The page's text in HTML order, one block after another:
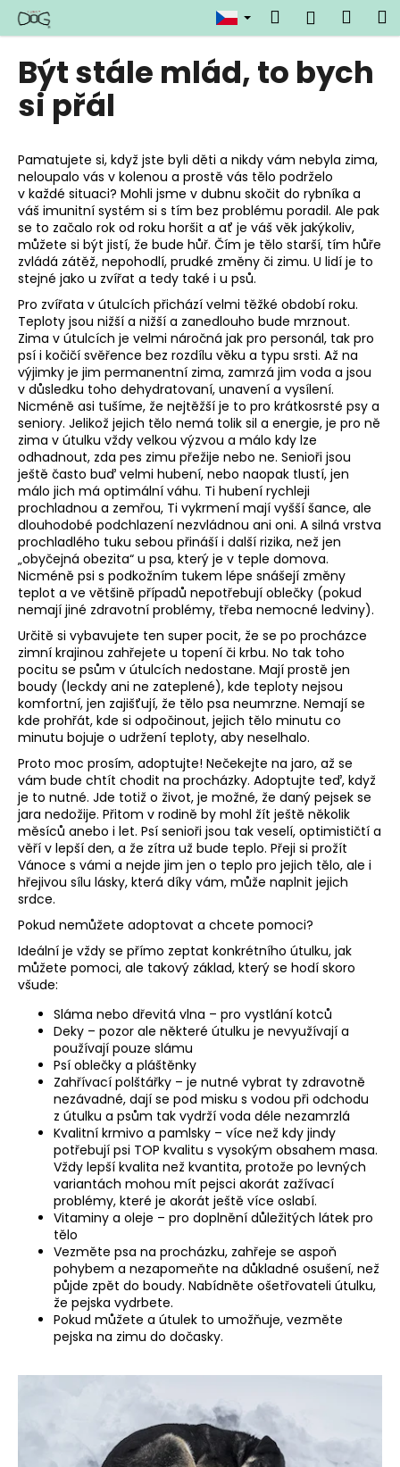
Přejít
obsah
Hledat
Být stále mlád, to bych
si přál
Pamatujete si, když jste byli děti a nikdy vám nebyla zima,
neloupalo vás v kolenou a prostě vás tělo podrželo
v každé situaci? Mohli jsme v dubnu skočit do rybníka a
váš imunitní systém si s tím bez problému poradil. Ale pak
se to začalo rok od roku horšit a ať je váš věk jakýkoliv,
můžete si být jistí, že bude hůř. Čím je tělo starší, tím hůře
zvládá zátěž, nepohodlí, prudké změny či zimu. U lidí je to
stejné jako u zvířat a tedy také i u psů.
Pro zvířata v útulcích přichází velmi těžké období roku.
Teploty jsou nižší a nižší a zanedlouho bude mrznout.
Zima v útulcích je velmi náročná jak pro personál, tak pro
psí i kočičí svěřence bez rozdílu věku a typu srsti. Až na
výjimky je jim permanentní zima, zamrzá jim voda a jsou
v důsledku toho dehydratovaní, unavení a vysílení.
Nicméně asi tušíme, že nejtěžší je to pro krátkosrsté psy a
seniory. Jelikož jejich tělo nemá tolik sil a energie, je pro ně
zima v útulku vždy velkou výzvou a málo kdy lze
odhadnout, zda pes zimu přežije nebo ne. Senioři jsou
ještě často buď velmi hubení, nebo naopak tlustí, jen
málo jich má optimální váhu. Ti hubení rychleji
prochladnou a zemřou, Ti vykrmení mají vyšší šance, ale
dlouhodobé podchlazení nezvládnou ani oni. A silná vrstva
prochladlého tuku sebou přináší i další rizika, než jen
„obyčejná obezita“ u psa, který je v teple domova.
Nicméně psi s podkožním tukem lépe snášejí změny
teplot a ve většině případů nepotřebují oblečky (pokud
nemají jiné zdravotní problémy, třeba nemocné ledviny).
Určitě si vybavujete ten super pocit, že se po procházce
zimní krajinou zahřejete u topení či krbu. No tak toho
pocitu se psům v útulcích nedostane. Mají prostě jen
boudy (leckdy ani ne zateplené), kde teploty nejsou
komfortní, jen zajišťují, že tělo psa neumrzne. Nemají se
kde prohřát, kde si odpočinout, jejich tělo minutu co
minutu bojuje o udržení teploty, aby neselhalo.
Proto moc prosím, adoptujte! Nečekejte na jaro, až se
vám bude chtít chodit na procházky. Adoptujte teď, když
je to nutné. Jde totiž o život, je možné, že daný pejsek se
jara nedožije. Přitom v rodině by mohl žít ještě několik
měsíců anebo i let. Psí senioři jsou tak veselí, optimističtí a
věří v lepší den, a že zítra už bude teplo. Přeji si prožít
Vánoce s vámi a nejde jim jen o teplo pro jejich tělo, ale i
hřejivou sílu lásky, která díky vám, může naplnit jejich
srdce.
Pokud nemůžete adoptovat a chcete pomoci?
Ideální je vždy se přímo zeptat konkrétního útulku, jak
můžete pomoci, ale takový základ, který se hodí skoro
všude:
Sláma nebo dřevitá vlna – pro vystlání kotců
Deky – pozor ale některé útulku je nevyužívají a
používají pouze slámu
Psí oblečky a pláštěnky
Zahřívací polštářky – je nutné vybrat ty zdravotně
nezávadné, dají se pod misku s vodou při odchodu
z útulku a psům tak vydrží voda déle nezamrzlá
Kvalitní krmivo a pamlsky – více než kdy jindy
potřebují psi TOP kvalitu s vysokým obsahem masa.
Vždy lepší kvalita než kvantita, protože po levných
variantách mohou mít pejsci akorát zažívací
problémy, které je akorát ještě více oslabí.
Vitaminy a oleje – pro doplnění důležitých látek pro
tělo
Vezměte psa na procházku, zahřeje se aspoň
pohybem a nezapomeňte na důkladné osušení, než
půjde zpět do boudy. Nabídněte ošetřovateli útulku,
že pejska vydrbete.
Pokud můžete a útulek to umožňuje, vezměte
pejska na zimu do dočasky.
o
C
o
o
t
ř
e
b
u
j
e
t
e
n
a
j
í
t
?
HLEDAT
D
o
p
o
r
u
č
u
j
e
m
e